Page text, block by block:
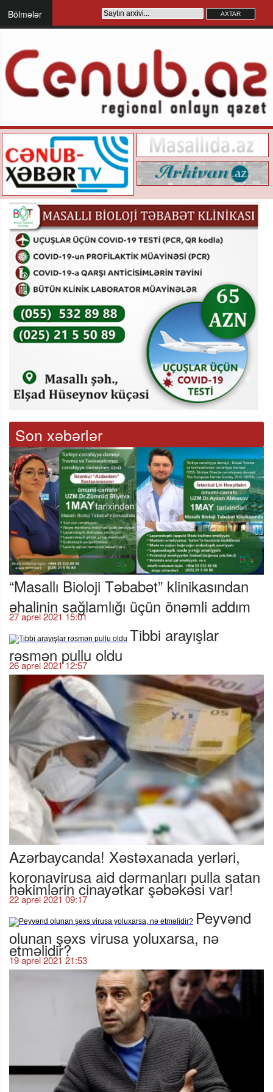
Bölmələr
Son xəbərlər
“Masallı Bioloji Təbabət” klinikasından
əhalinin sağlamlığı üçün önəmli addım
27 aprel 2021 15:01
Tibbi arayışlar
rəsmən pullu oldu
26 aprel 2021 12:57
Azərbaycanda! Xəstəxanada yerləri,
koronavirusa aid dərmanları pulla satan
həkimlərin cinayətkar şəbəkəsi var!
22 aprel 2021 09:17
Peyvənd
olunan şəxs virusa yoluxarsa, nə
etməlidir?
19 aprel 2021 21:53